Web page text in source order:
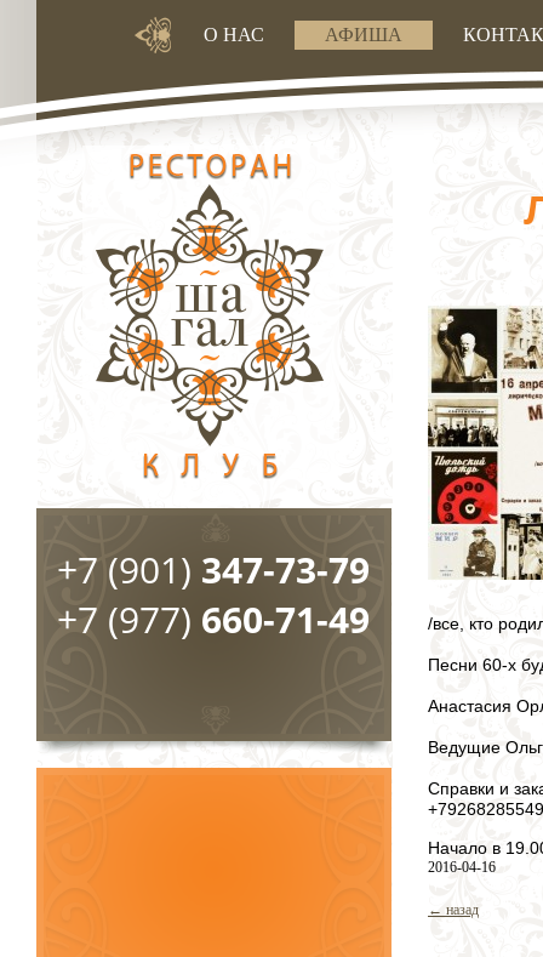
О НАС АФИША
/все, кто
Песни 60-х
Анастасия
Ведущие
Справки и
Начало в
2016-04-16
← назад
+7 (901) 347-73-79
+7 (977) 660-71-49